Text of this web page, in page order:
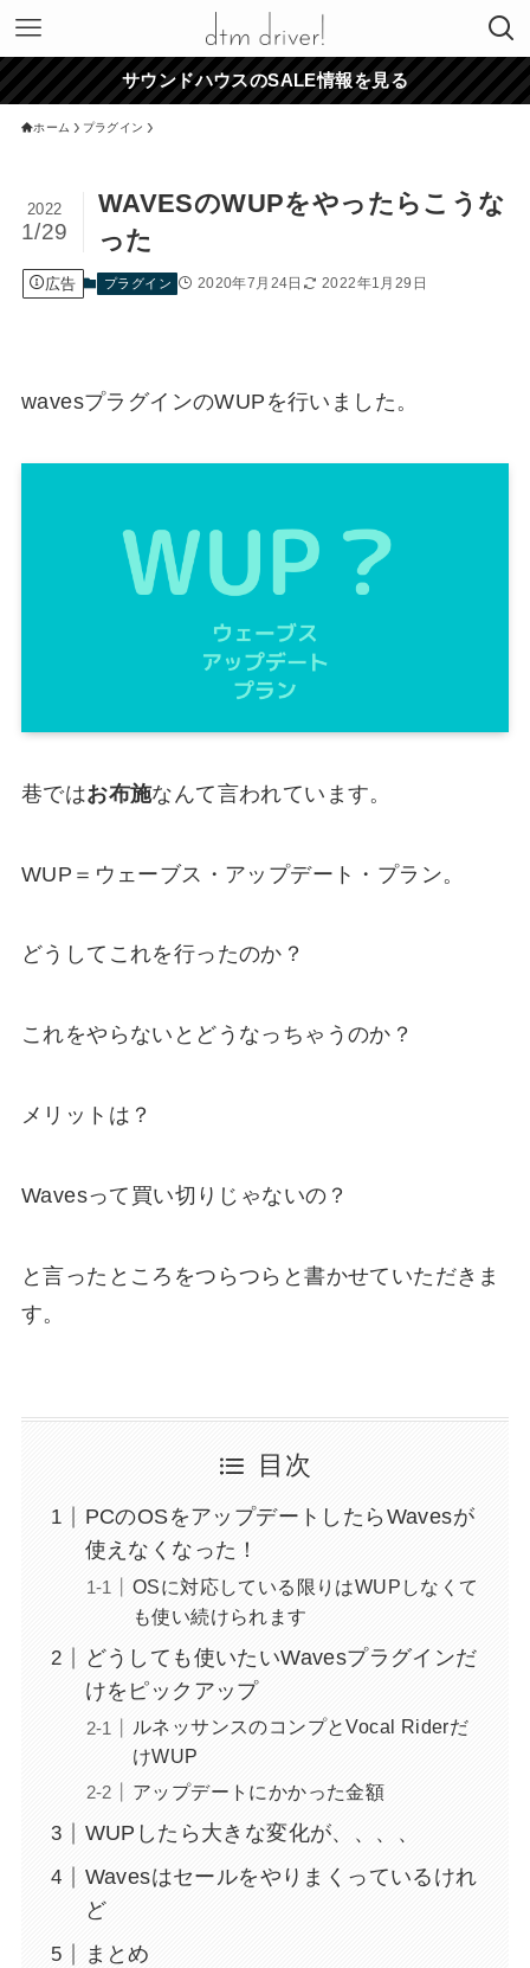
サウンドハウスのSALE情報を見る
ホーム プラグイン
WAVESのWUPをやったらこうな
った
2022
1/29
広告 プラグイン 2020年7月24日 2022年1月29日
wavesプラグインのWUPを行いました。
巷ではお布施なんて言われています。
WUP＝ウェーブス・アップデート・プラン。
どうしてこれを行ったのか？
これをやらないとどうなっちゃうのか？
メリットは？
Wavesって買い切りじゃないの？
と言ったところをつらつらと書かせていただきま
す。
目次
PCのOSをアップデートしたらWavesが
使えなくなった！
OSに対応している限りはWUPしなくて
も使い続けられます
どうしても使いたいWavesプラグインだ
けをピックアップ
ルネッサンスのコンプとVocal Riderだ
けWUP
アップデートにかかった金額
WUPしたら大きな変化が、、、、
Wavesはセールをやりまくっているけれ
ど
まとめ